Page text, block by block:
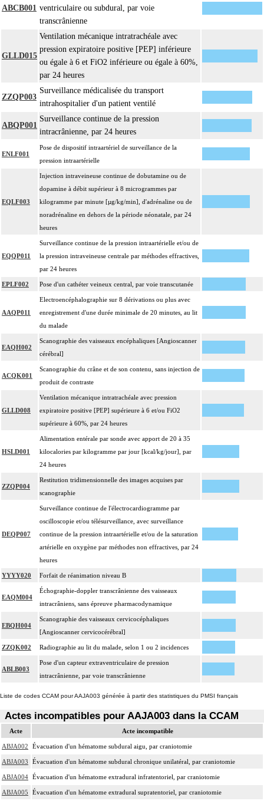
ABCB001 ventriculaire ou subdural, par voie
transcrânienne
GLLD015
Ventilation mécanique intratrachéale avec
pression expiratoire positive [PEP] inférieure
ou égale à 6 et FiO2 inférieure ou égale à 60%,
par 24 heures
ZZQP003
Surveillance médicalisée du transport
intrahospitalier d'un patient ventilé
ABQP001
Surveillance continue de la pression
intracrânienne, par 24 heures
ENLF001
Pose de dispositif intraartériel de surveillance de la
pression intraartérielle
EQLF003
Injection intraveineuse continue de dobutamine ou de
dopamine à débit supérieur à 8 microgrammes par
kilogramme par minute [µg/kg/min], d'adrénaline ou de
noradrénaline en dehors de la période néonatale, par 24
heures
EQQP011
Surveillance continue de la pression intraartérielle et/ou de
la pression intraveineuse centrale par méthodes effractives,
par 24 heures
EPLF002 Pose d'un cathéter veineux central, par voie transcutanée
AAQP011
Electroencéphalographie sur 8 dérivations ou plus avec
enregistrement d'une durée minimale de 20 minutes, au lit
du malade
EAQH002
Scanographie des vaisseaux encéphaliques [Angioscanner
cérébral]
ACQK001
Scanographie du crâne et de son contenu, sans injection de
produit de contraste
GLLD008
Ventilation mécanique intratrachéale avec pression
expiratoire positive [PEP] supérieure à 6 et/ou FiO2
supérieure à 60%, par 24 heures
HSLD001
Alimentation entérale par sonde avec apport de 20 à 35
kilocalories par kilogramme par jour [kcal/kg/jour], par
24 heures
ZZQP004
Restitution tridimensionnelle des images acquises par
scanographie
DEQP007
Surveillance continue de l'électrocardiogramme par
oscilloscopie et/ou télésurveillance, avec surveillance
continue de la pression intraartérielle et/ou de la saturation
artérielle en oxygène par méthodes non effractives, par 24
heures
YYYY020 Forfait de réanimation niveau B
EAQM004
Échographie-doppler transcrânienne des vaisseaux
intracrâniens, sans épreuve pharmacodynamique
EBQH004
Scanographie des vaisseaux cervicocéphaliques
[Angioscanner cervicocérébral]
ZZQK002 Radiographie au lit du malade, selon 1 ou 2 incidences
ABLB003
Pose d'un capteur extraventriculaire de pression
intracrânienne, par voie transcrânienne
Liste de codes CCAM pour AAJA003 générée à partir des statistiques du PMSI français
Actes incompatibles pour AAJA003 dans la CCAM
Acte Acte incompatible
ABJA002 Évacuation d'un hématome subdural aigu, par craniotomie
ABJA003 Évacuation d'un hématome subdural chronique unilatéral, par craniotomie
ABJA004 Évacuation d'un hématome extradural infratentoriel, par craniotomie
ABJA005 Évacuation d'un hématome extradural supratentoriel, par craniotomie